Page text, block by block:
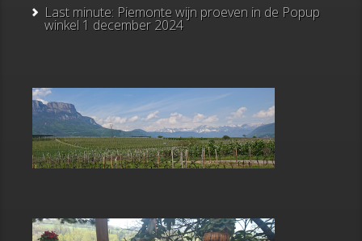
Last minute: Piemonte wijn proeven in de Popup
winkel 1 december 2024